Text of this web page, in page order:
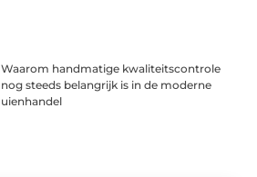
Waarom handmatige kwaliteitscontrole
nog steeds belangrijk is in de moderne
uienhandel